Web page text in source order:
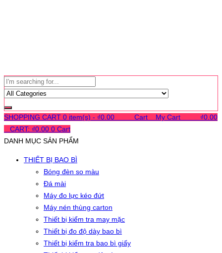
SHOPPING CART 0 item(s) - ₫0.00 Cart My Cart ₫0.00
CART: ₫0.00 0 Cart
DANH MỤC SẢN PHẨM
THIẾT BỊ BAO BÌ
Bóng đèn so màu
Đá mài
Máy đo lực kéo đứt
Máy nén thùng carton
Thiết bị kiểm tra may mặc
Thiết bị đo độ dày bao bì
Thiết bị kiểm tra bao bì giấy